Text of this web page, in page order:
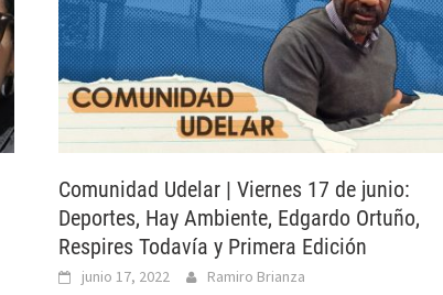
Comunidad Udelar | Viernes 17 de junio:
Deportes, Hay Ambiente, Edgardo Ortuño,
Respires Todavía y Primera Edición
junio 17, 2022 Ramiro Brianza